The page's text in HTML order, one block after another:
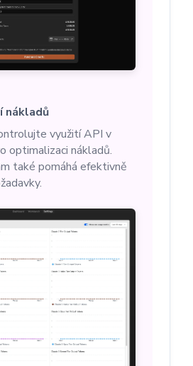
nákladů
využití API v
optimalizaci nákladů.
také pomáhá efektivně